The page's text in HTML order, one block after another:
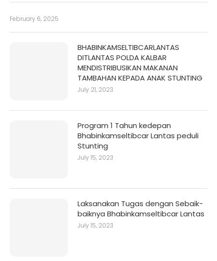
February 6, 2025
BHABINKAMSELTIBCARLANTAS
DITLANTAS POLDA KALBAR
MENDISTRIBUSIKAN MAKANAN
TAMBAHAN KEPADA ANAK STUNTING
July 21, 2023
Program 1 Tahun kedepan
Bhabinkamseltibcar Lantas peduli
Stunting
July 15, 2023
Laksanakan Tugas dengan Sebaik-
baiknya Bhabinkamseltibcar Lantas
July 15, 2023